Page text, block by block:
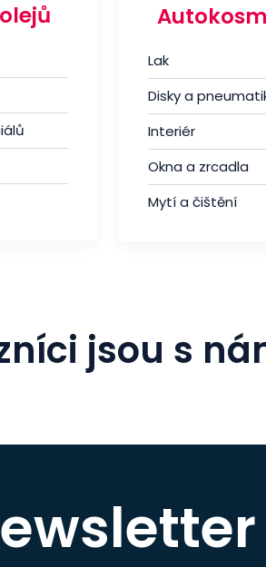
Lak
Disky a
Interiér
Okna a zrcadla
Mytí a čištění
jsou s